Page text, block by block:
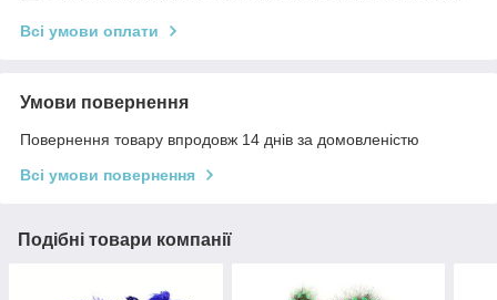
Всі умови оплати
Умови повернення
Повернення товару впродовж 14 днів за домовленістю
Всі умови повернення
Подібні товари компанії